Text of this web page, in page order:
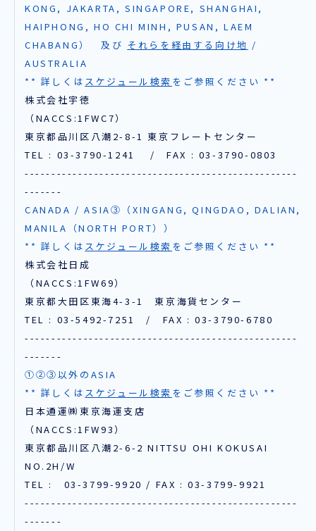
KONG, JAKARTA, SINGAPORE, SHANGHAI,
HAIPHONG, HO CHI MINH, PUSAN, LAEM
CHABANG） 及び それらを経由する向け地 /
AUSTRALIA
** 詳しくは スケジュール検索 をご参照ください **
株式会社宇徳
（NACCS:1FWC7）
東京都品川区八潮2-8-1 東京フレートセンター
TEL : 03-3790-1241 / FAX : 03-3790-0803
---------------------------------------------------
-------
CANADA / ASIA③（XINGANG, QINGDAO, DALIAN,
MANILA（NORTH PORT））
** 詳しくは スケジュール検索 をご参照ください **
株式会社日成
（NACCS:1FW69）
東京都大田区東海4-3-1 東京海貨センター
TEL : 03-5492-7251 / FAX : 03-3790-6780
---------------------------------------------------
-------
①②③以外のASIA
** 詳しくは スケジュール検索 をご参照ください **
日本通運㈱東京海運支店
（NACCS:1FW93）
東京都品川区八潮2-6-2 NITTSU OHI KOKUSAI
NO.2H/W
TEL : 03-3799-9920 / FAX : 03-3799-9921
---------------------------------------------------
-------